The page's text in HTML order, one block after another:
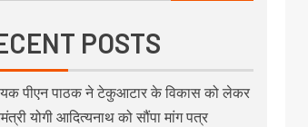
POSTS
पीएन पाठक ने टेकुआटार के विकास को लेकर
योगी आदित्यनाथ को सौंपा मांग पत्र